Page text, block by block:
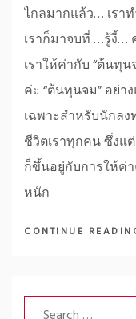
ไกลมากแล้ว… เรา
เราก็มาจบที่ …รู้งี้…
เราให้ค่ากับ “ต้นทุ
ค่ะ “ต้นทุนจม” อย่
เฉพาะสำหรับนักล
ชีวิตเราทุกคน ซึ่ง
ก็ขึ้นอยู่กับการให้ค่
หนัก
CONTINUE
Search